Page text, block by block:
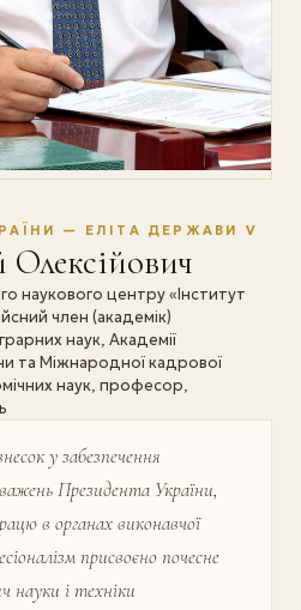
— ЕЛІТА ДЕРЖАВИ V
наукового центру «Інститут
член (академік)
наук, Академії
та Міжнародної кадрової
наук, професор,
у забезпечення
Президента України,
в орга­нах виконавчої
присвоєно почесне
науки і техніки